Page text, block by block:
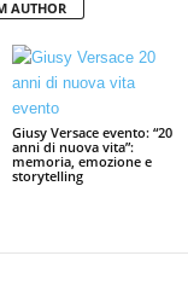
AUTHOR
Giusy Versace evento: “20
anni di nuova vita”:
memoria, emozione e
storytelling